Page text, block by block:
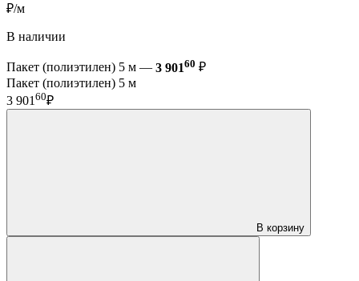
₽/м
В наличии
Пакет (полиэтилен) 5 м — 3 90160 ₽
Пакет (полиэтилен) 5 м
3 901 60₽
В корзину